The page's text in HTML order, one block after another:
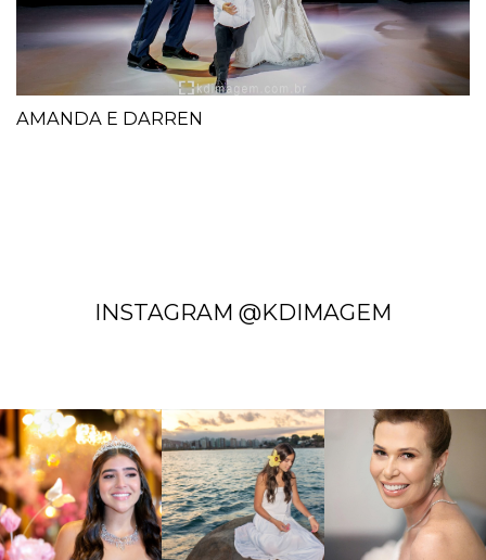
AMANDA E DARREN
INSTAGRAM @KDIMAGEM